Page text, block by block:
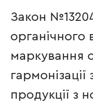
Закон
органічного
маркування
продукції з